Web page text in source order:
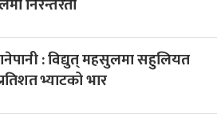
: विद्युत् महसुलमा सहुलियत
भ्याटको भार